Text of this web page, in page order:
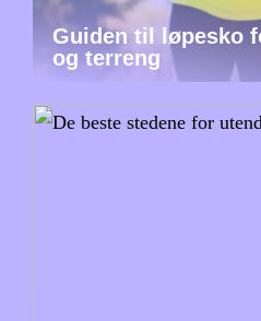
Guiden til løpesko
og terreng